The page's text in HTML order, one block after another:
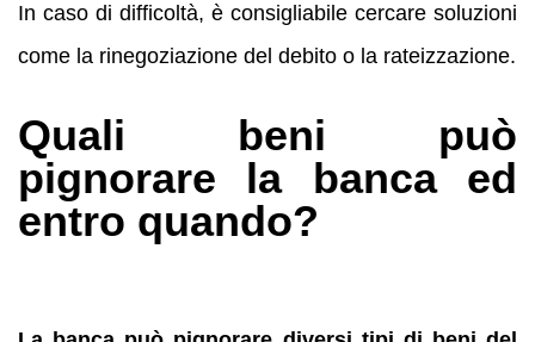
In caso di difficoltà, è consigliabile cercare soluzioni
come la rinegoziazione del debito o la rateizzazione.
Quali beni può
pignorare la banca ed
entro quando?